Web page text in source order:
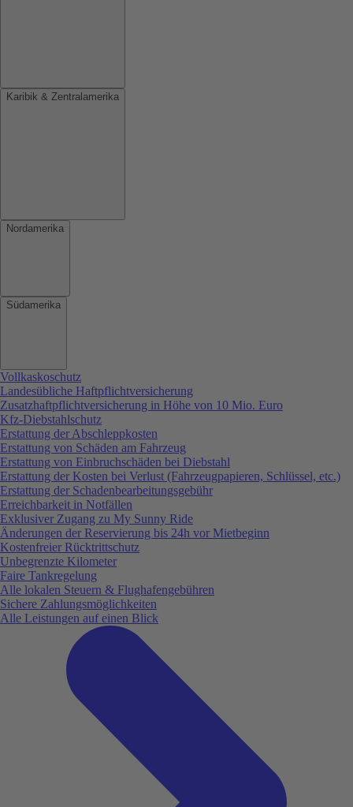
Karibik & Zentralamerika
Nordamerika
Südamerika
Vollkaskoschutz
Landesübliche Haftpflichtversicherung
Zusatzhaftpflichtversicherung in Höhe von 10 Mio. Euro
Kfz-Diebstahlschutz
Erstattung der Abschleppkosten
Erstattung von Schäden am Fahrzeug
Erstattung von Einbruchschäden bei Diebstahl
Erstattung der Kosten bei Verlust (Fahrzeugpapieren, Schlüssel, etc.)
Erstattung der Schadenbearbeitungsgebühr
Erreichbarkeit in Notfällen
Exklusiver Zugang zu My Sunny Ride
Änderungen der Reservierung bis 24h vor Mietbeginn
Kostenfreier Rücktrittschutz
Unbegrenzte Kilometer
Faire Tankregelung
Alle lokalen Steuern & Flughafengebühren
Sichere Zahlungsmöglichkeiten
Alle Leistungen auf einen Blick